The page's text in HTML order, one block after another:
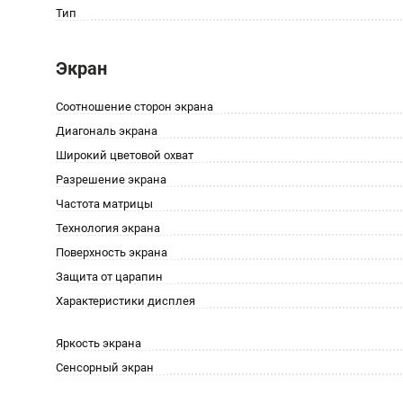
Тип
Экран
Соотношение сторон экрана
Диагональ экрана
Широкий цветовой охват
Разрешение экрана
Частота матрицы
Технология экрана
Поверхность экрана
Защита от царапин
Характеристики дисплея
Яркость экрана
Сенсорный экран